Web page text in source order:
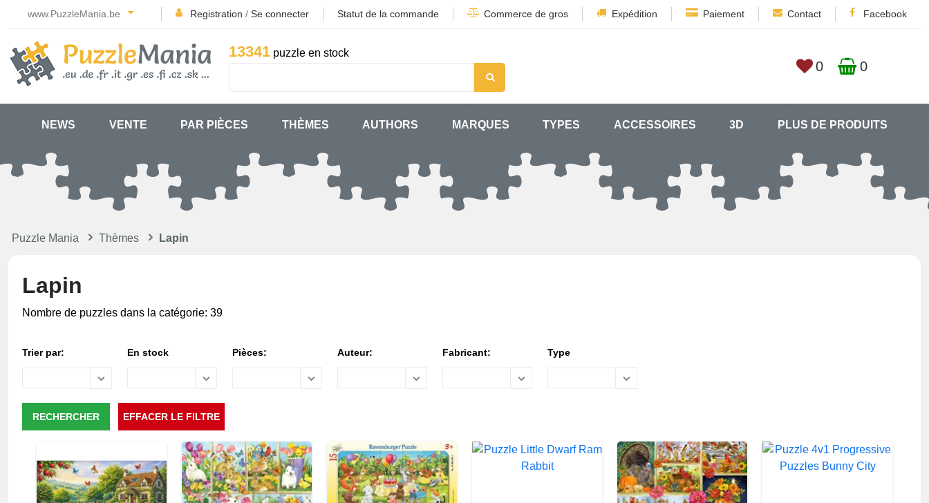
www.PuzzleMania.be Registration / Se connecter Statut de la commande Commerce de gros Expédition Paiement Contact Facebook
13341 puzzle en stock
0 0
NEWS VENTE PAR PIÈCES THÈMES AUTHORS MARQUES TYPES ACCESSOIRES 3D PLUS DE PRODUITS
Puzzle Mania Thèmes Lapin
Lapin
Nombre de puzzles dans la catégorie: 39
Trier par: En stock Pièces: Auteur: Fabricant: Type